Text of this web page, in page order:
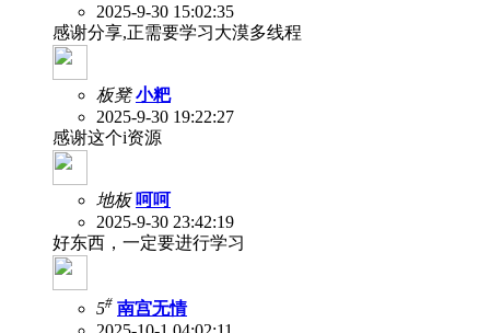
2025-9-30 15:02:35
感谢分享,正需要学习大漠多线程
板凳 小粑
2025-9-30 19:22:27
感谢这个i资源
地板 呵呵
2025-9-30 23:42:19
好东西，一定要进行学习
5# 南宫无情